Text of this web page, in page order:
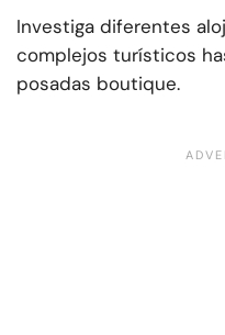
Investiga diferentes
complejos turísticos
posadas boutique.